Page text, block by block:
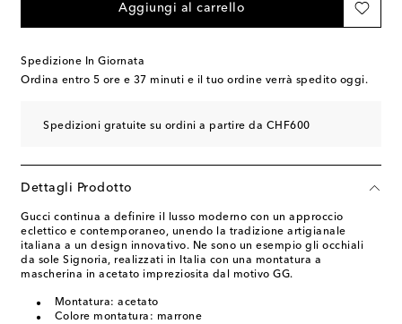
Aggiungi al carrello
Spedizione In Giornata
Ordina entro 5 ore e 37 minuti e il tuo ordine verrà spedito oggi.
Spedizioni gratuite su ordini a partire da CHF600
Dettagli Prodotto
Gucci continua a definire il lusso moderno con un approccio
eclettico e contemporaneo, unendo la tradizione artigianale
italiana a un design innovativo. Ne sono un esempio gli occhiali
da sole Signoria, realizzati in Italia con una montatura a
mascherina in acetato impreziosita dal motivo GG.
Montatura: acetato
Colore montatura: marrone